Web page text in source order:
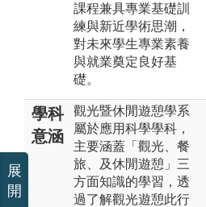
課程兼具專業基礎訓
練與新近學術思潮，
對未來學生專業素養
與就業奠定良好基
礎。
學科
意涵
觀光暨休閒遊憩學系
屬於應用科學學科，
主要涵蓋「觀光、餐
旅、及休閒遊憩」三
方面知識的學習，透
過了解觀光遊憩此行
展
開